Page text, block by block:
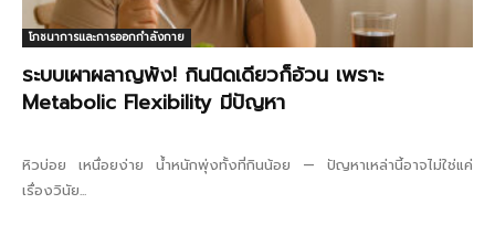
โภชนาการและการออกกำลังกาย
ระบบเผาผลาญพัง! กินนิดเดียวก็อ้วน เพราะ
Metabolic Flexibility มีปัญหา
หิวบ่อย เหนื่อยง่าย น้ำหนักพุ่งทั้งที่กินน้อย — ปัญหาเหล่านี้อาจไม่ใช่แค่
เรื่องวินัย...